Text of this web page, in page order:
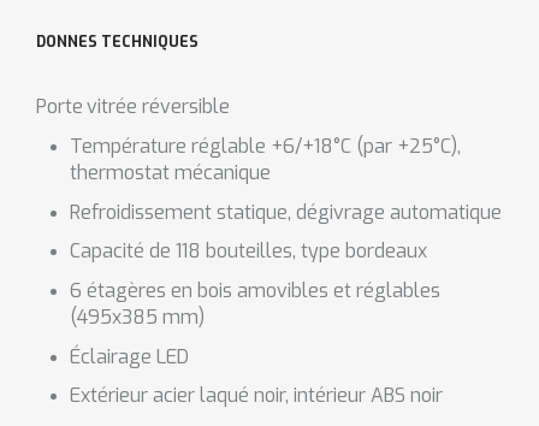
DONNES TECHNIQUES
Portevitrée réversible
Température réglable +6/+18°C (par +25°C),
thermostat mécanique
Refroidissement statique, dégivrage automatique
Capacité de 118 bouteilles, type bordeaux
6 étagères en bois amovibles et réglables
(495x385 mm)
Éclairage LED
Extérieur acier laqué noir, intérieur ABS noir